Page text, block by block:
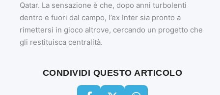
Qatar. La sensazione è che, dopo anni turbolenti
dentro e fuori dal campo, l’ex Inter sia pronto a
rimettersi in gioco altrove, cercando un progetto che
gli restituisca centralità.
CONDIVIDI QUESTO ARTICOLO